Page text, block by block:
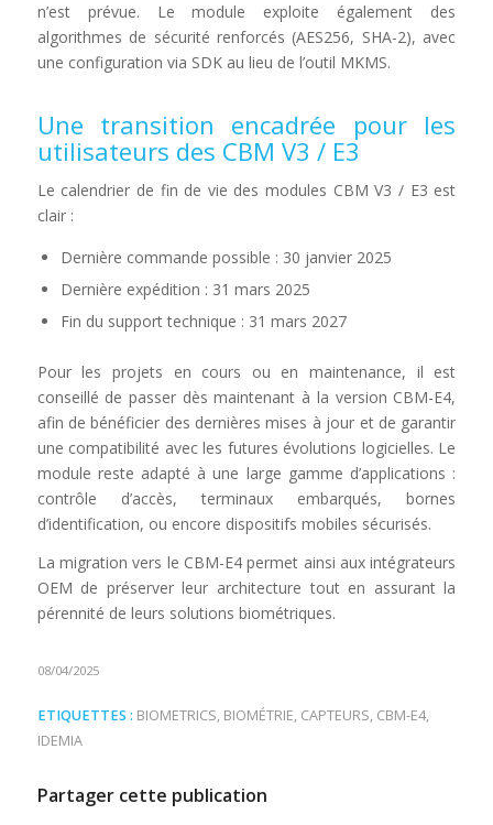
n’est prévue. Le module exploite également des
algorithmes de sécurité renforcés (AES256, SHA-2), avec
une configuration via SDK au lieu de l’outil MKMS.
Une transition encadrée pour les
utilisateurs des CBM V3 / E3
Le calendrier de fin de vie des modules CBM V3 / E3 est
clair :
Dernière commande possible : 30 janvier 2025
Dernière expédition : 31 mars 2025
Fin du support technique : 31 mars 2027
Pour les projets en cours ou en maintenance, il est
conseillé de passer dès maintenant à la version CBM-E4,
afin de bénéficier des dernières mises à jour et de garantir
une compatibilité avec les futures évolutions logicielles. Le
module reste adapté à une large gamme d’applications :
contrôle d’accès, terminaux embarqués, bornes
d’identification, ou encore dispositifs mobiles sécurisés.
La migration vers le CBM-E4 permet ainsi aux intégrateurs
OEM de préserver leur architecture tout en assurant la
pérennité de leurs solutions biométriques.
08/04/2025
ETIQUETTES : BIOMETRICS, BIOMÉTRIE, CAPTEURS, CBM-E4,
IDEMIA
Partager cette publication